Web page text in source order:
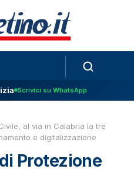
Scrivici su WhatsApp
al via in Calabria la tre
e digitalizzazione
Protezione